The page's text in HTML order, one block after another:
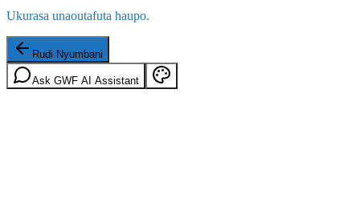
Ukurasa unaoutafuta haupo.
Rudi Nyumbani
Ask GWF AI Assistant